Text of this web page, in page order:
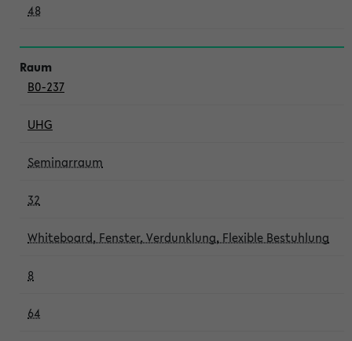
48
B0-237
UHG
Seminarraum
32
Whiteboard, Fenster, Verdunklung, Flexible Bestuhlung
8
64